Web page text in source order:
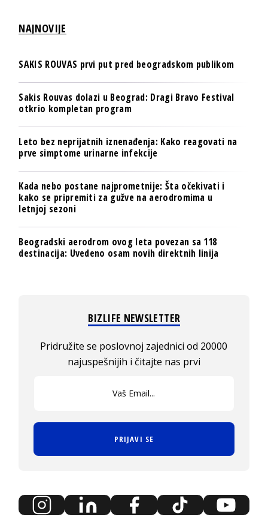
NAJNOVIJE
SAKIS ROUVAS prvi put pred beogradskom publikom
Sakis Rouvas dolazi u Beograd: Dragi Bravo Festival
otkrio kompletan program
Leto bez neprijatnih iznenađenja: Kako reagovati na
prve simptome urinarne infekcije
Kada nebo postane najprometnije: Šta očekivati i
kako se pripremiti za gužve na aerodromima u
letnjoj sezoni
Beogradski aerodrom ovog leta povezan sa 118
destinacija: Uvedeno osam novih direktnih linija
BIZLIFE NEWSLETTER
Pridružite se poslovnoj zajednici od 20000
najuspešnijih i čitajte nas prvi
PRIJAVI SE